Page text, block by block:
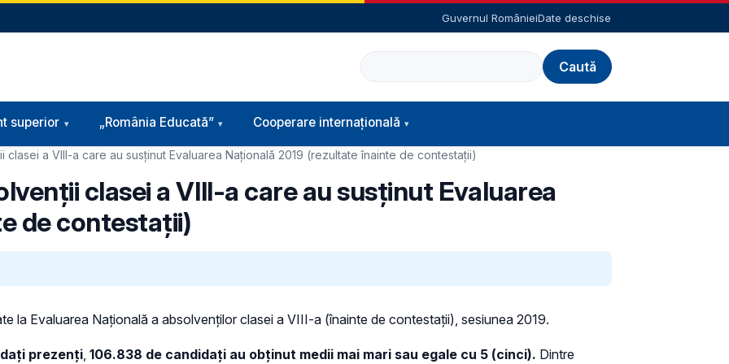
Guvernul RomânieiDate deschise
Caută
superior „România Educată” Cooperare internațională
a VIII-a care au susținut Evaluarea Naţională 2019 (rezultate înainte de contestaţii)
clasei a VIII-a care au susținut Evaluarea
de contestaţii)
la Evaluarea Naţională a absolvenţilor clasei a VIII-a (înainte de contestaţii), sesiunea 2019.
prezenți, 106.838 de candidați au obţinut medii mai mari sau egale cu 5 (cinci). Dintre